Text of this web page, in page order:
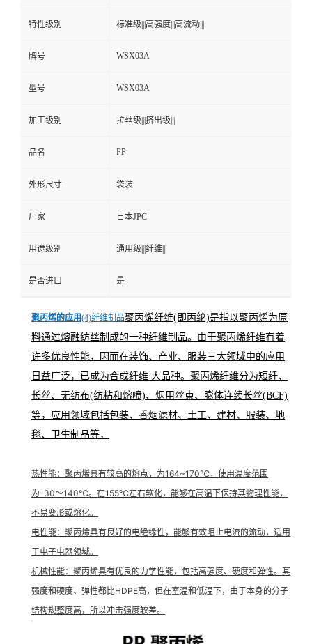
特性级别 标准级|||高强度|||高流动|||
牌号 WSX03A
型号 WSX03A
加工级别 拉丝级|||挤出级|||
品名 PP
外形尺寸 袋装
厂家 日本JPC
用途级别 通用级|||纤维|||
是否进口 是
聚丙烯的应用(4)纤维制品聚丙烯纤维(即丙纶)是指以聚丙烯为原
料通过熔融纺丝制成的一种纤维制品。由于聚丙烯纤维有着
许多优良性能，因而在装饰、产业、服装三大领域中的应用
日益广泛，已成为合成纤维 大品种。聚丙烯纤维分为短纤、
长丝、无纺布(纺粘和熔喷)、烟用丝束、膨体连续长丝(BCF)
等，应用领域包括包装、香烟滤材、土工、建材、服装、地
毯、卫生制品等，
热性能：聚丙烯具有较高的熔点 ，为164~170℃，使用温度范围
为-30～140℃。在155℃左右软化，能够在高温下保持其物理性能，
不易变形或熔化。
电性能：聚丙烯具有良好的电绝缘性，能够有效阻止电流的流动，适用
于电子电器领域。
机械性能：聚丙烯具有优良的力学性能，包括高强度、硬度和弹性。其
强度和硬度、弹性都比HDPE高，但在室温和低温下，由于本身的分子
结构规整度高，所以冲击强度较差。